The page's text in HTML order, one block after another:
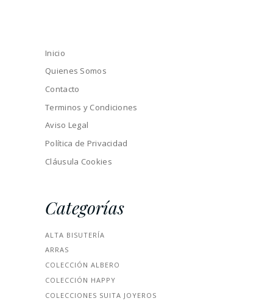
Inicio
Quienes Somos
Contacto
Terminos y Condiciones
Aviso Legal
Política de Privacidad
Cláusula Cookies
Categorías
ALTA BISUTERÍA
ARRAS
COLECCIÓN ALBERO
COLECCIÓN HAPPY
COLECCIONES SUITA JOYEROS